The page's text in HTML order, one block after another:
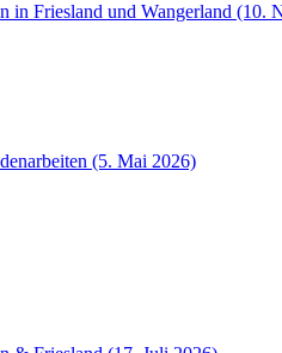
in Friesland und Wangerland (10.
(5. Mai 2026)